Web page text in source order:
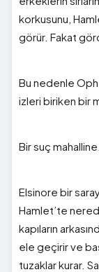
korkusunu,
görür. Fakat
Bu nedenle
izleri biriken bir
Bir suç mahalline.
Elsinore bir
Hamlet’te
kapıların
ele geçirir ve
tuzaklar kurar.